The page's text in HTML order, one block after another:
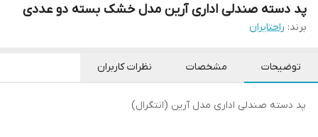
پد دسته صندلی اداری آرین مدل خشک بسته دو عددی
برند: راحتایران
توضیحات مشخصات نظرات کاربران
پد دسته صندلی اداری مدل آرین (انتگرال)